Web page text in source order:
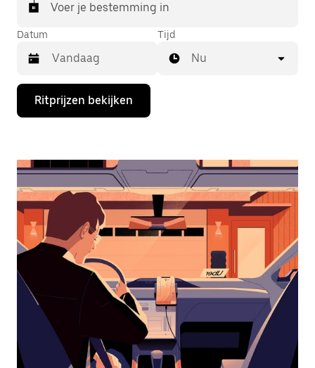
Voer je bestemming in
Datum
Druk
de
de
te
openen
een
datum
te
selecteren.
Druk
Escape
agenda
te
Tijd
Nu
Ritprijzen bekijken